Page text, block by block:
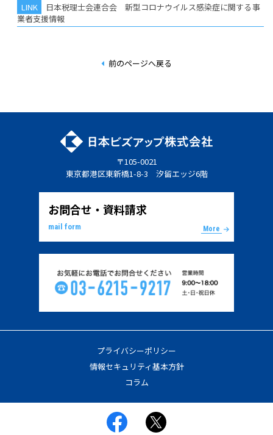
日本税理士会連合会 新型コロナウイルス感染症に関する事
業者支援情報
前のページへ戻る
〒105-0021
東京都港区東新橋1-8-3 汐留エッジ6階
お問合せ・資料請求
mail form More
プライバシーポリシー
情報セキュリティ基本方針
コラム